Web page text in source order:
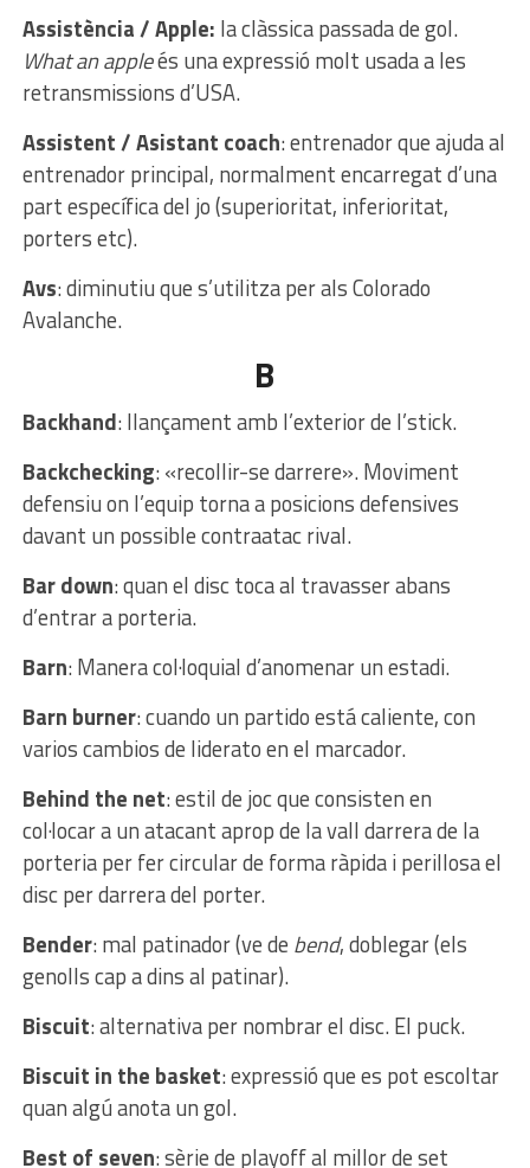
Assistència / Apple: la clàssica passada de gol.
What an appleés una expressió molt usada a les
retransmissions d’USA.
Assistent / Asistant coach: entrenador que ajuda al
entrenador principal, normalment encarregat d’una
part específica del jo (superioritat, inferioritat,
porters etc).
Avs: diminutiu que s’utilitza per als Colorado
Avalanche.
B
Backhand: llançament amb l’exterior de l’stick.
Backchecking: «recollir-se darrere». Moviment
defensiu on l’equip torna a posicions defensives
davant un possible contraatac rival.
Bar down: quan el disc toca al travasser abans
d’entrar a porteria.
Barn: Manera col·loquial d’anomenar un estadi.
Barn burner: cuando un partido está caliente, con
varios cambios de liderato en el marcador.
Behind the net: estil de joc que consisten en
col·locar a un atacant aprop de la vall darrera de la
porteria per fer circular de forma ràpida i perillosa el
disc per darrera del porter.
Bender: mal patinador (ve de bend, doblegar (els
genolls cap a dins al patinar).
Biscuit: alternativa per nombrar el disc. El puck.
Biscuit in the basket: expressió que es pot escoltar
quan algú anota un gol.
Best of seven: sèrie de playoff al millor de set